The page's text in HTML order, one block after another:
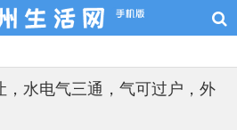
水电气三通，气可过户，外